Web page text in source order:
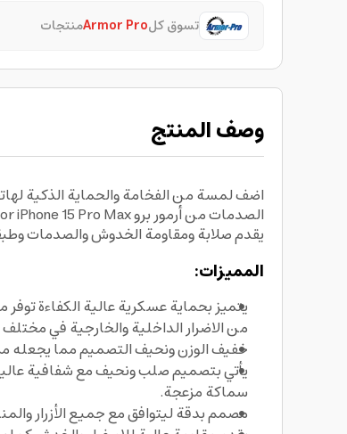
تسوق كلArmor Proمنتجات
وصف المنتج
يقدم صلابة ومقاومة الخدوش والصدمات
المميزات:
من الاضرار الداخلية والخارجية في
خفيف الوزن ونحيف التصميم مما يجعله
يأتي بتصميم صلب ونحيف مع شفافية
سماكة مزعجة.
مصمم بدقة ليتوافق مع جميع الأزرار